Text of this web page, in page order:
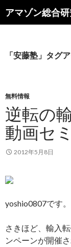
アマゾン総合
索
ン
キ
ッ
プ
「安藤塾」タグ
無料情報
逆転の
動画セ
2012年5月8日
yoshio0807です。
さきほど、輸入
ンペーンが開催さ